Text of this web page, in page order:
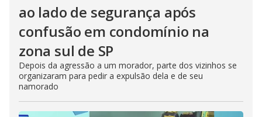
ao lado de segurança após
confusão em condomínio na
zona sul de SP
Depois da agressão a um morador, parte dos vizinhos se
organizaram para pedir a expulsão dela e de seu
namorado